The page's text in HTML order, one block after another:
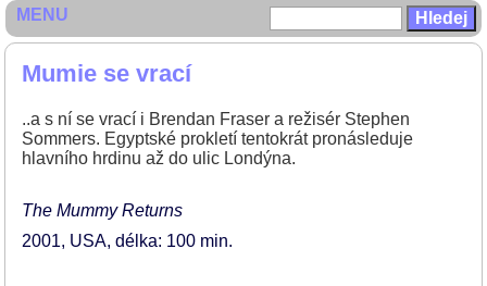
Mumie se vrací
..a s ní se vrací i Brendan Fraser a režisér Stephen
Sommers. Egyptské prokletí tentokrát pronásleduje
hlavního hrdinu až do ulic Londýna.
The Mummy Returns
2001 USA délka: 100 min
MENU